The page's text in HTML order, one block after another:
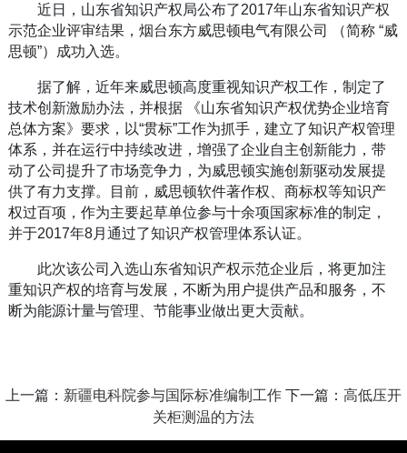
近日，山东省知识产权局公布了2017年山东省知识产权
示范企业评审结果，烟台东方威思顿电气有限公司 （简称 “威
思顿”）成功入选。
据了解，近年来威思顿高度重视知识产权工作，制定了
技术创新激励办法，并根据 《山东省知识产权优势企业培育
总体方案》要求，以“贯标”工作为抓手，建立了知识产权管理
体系，并在运行中持续改进，增强了企业自主创新能力，带
动了公司提升了市场竞争力，为威思顿实施创新驱动发展提
供了有力支撑。目前，威思顿软件著作权、商标权等知识产
权过百项，作为主要起草单位参与十余项国家标准的制定，
并于2017年8月通过了知识产权管理体系认证。
此次该公司入选山东省知识产权示范企业后，将更加注
重知识产权的培育与发展，不断为用户提供产品和服务，不
断为能源计量与管理、节能事业做出更大贡献。
上一篇： 新疆电科院参与国际标准编制工作 下一篇： 高低压开
关柜测温的方法